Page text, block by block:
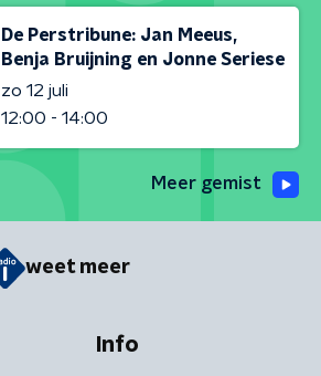
De Perstribune: Jan Meeus,
Benja Bruijning en Jonne Seriese
zo 12 juli
12:00 - 14:00
Meer gemist
weet meer
Info